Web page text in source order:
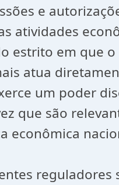
e
atividades
estrito em que o
atua
um poder
que são
econômica
reguladores